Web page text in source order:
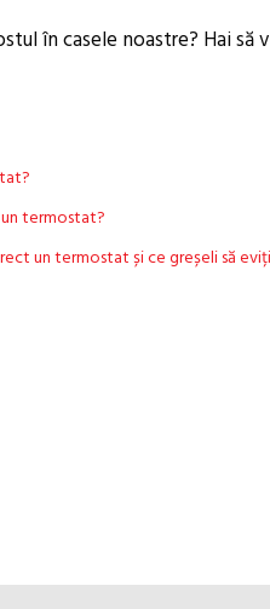
în casele noastre? Hai
termostat?
un termostat și ce greșeli să eviți